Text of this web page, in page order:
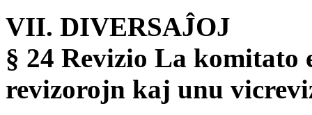
VII. DIVERSAĴOJ
§ 24 Revizio La komitato
revizorojn kaj unu